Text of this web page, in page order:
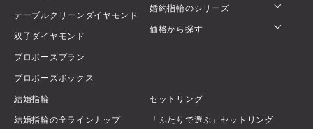
テーブルクリーンダイヤモンド
双子ダイヤモンド
プロポーズプラン
プロポーズボックス
婚約指輪のシリーズ
価格から探す
結婚指輪
結婚指輪の全ラインナップ
セットリング
「ふたりで選ぶ」セットリング